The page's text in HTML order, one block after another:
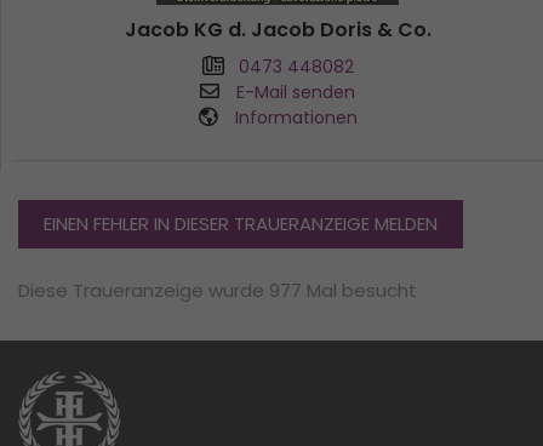
Jacob KG d. Jacob Doris & Co.
0473 448082
E-Mail senden
Informationen
EINEN FEHLER IN DIESER TRAUERANZEIGE MELDEN
Diese Traueranzeige wurde 977 Mal besucht